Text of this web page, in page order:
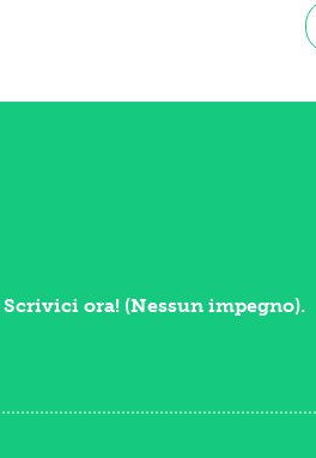
Scrivici ora! (Nessun impegno).